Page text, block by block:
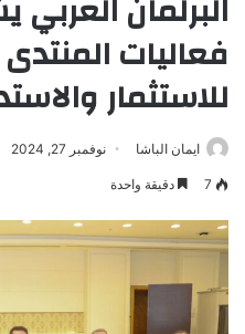
البرلمان
فعاليات
للاستثمار
ايمان الباشا نوفمبر 27, 2024
7 دقيقة واحدة